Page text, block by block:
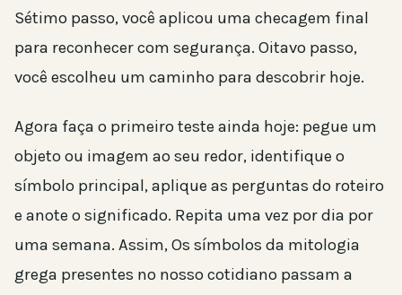
Sétimo passo, você aplicou uma checagem final
para reconhecer com segurança. Oitavo passo,
você escolheu um caminho para descobrir hoje.
Agora faça o primeiro teste ainda hoje: pegue um
objeto ou imagem ao seu redor, identifique o
símbolo principal, aplique as perguntas do roteiro
e anote o significado. Repita uma vez por dia por
uma semana. Assim, Os símbolos da mitologia
grega presentes no nosso cotidiano passam a